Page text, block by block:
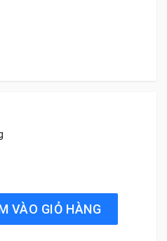
(2014 đến 2021) Bosch
VÀO GIỎ HÀNG